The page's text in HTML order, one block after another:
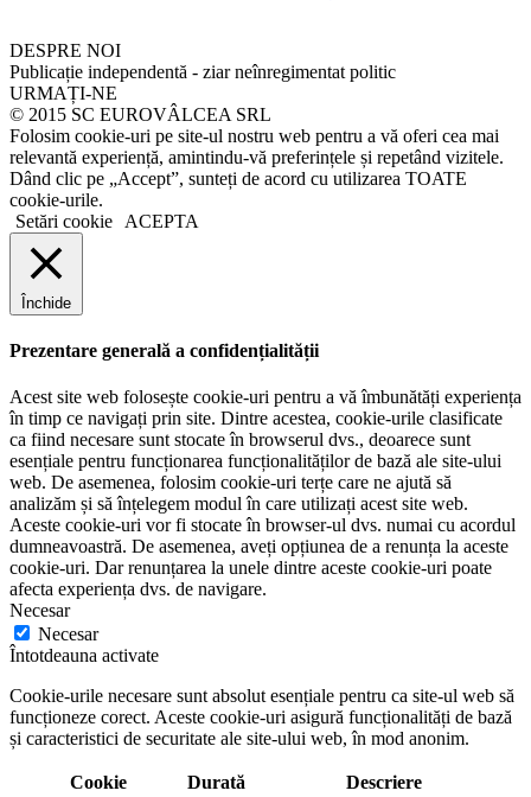
DESPRE NOI
Publicație independentă - ziar neînregimentat politic
URMAȚI-NE
© 2015 SC EUROVÂLCEA SRL
Folosim cookie-uri pe site-ul nostru web pentru a vă oferi cea mai
relevantă experiență, amintindu-vă preferințele și repetând vizitele.
Dând clic pe „Accept”, sunteți de acord cu utilizarea TOATE
cookie-urile.
Setări cookie
ACEPTA
Închide
Prezentare generală a confidențialității
Acest site web folosește cookie-uri pentru a vă îmbunătăți experiența
în timp ce navigați prin site. Dintre acestea, cookie-urile clasificate
ca fiind necesare sunt stocate în browserul dvs., deoarece sunt
esențiale pentru funcționarea funcționalităților de bază ale site-ului
web. De asemenea, folosim cookie-uri terțe care ne ajută să
analizăm și să înțelegem modul în care utilizați acest site web.
Aceste cookie-uri vor fi stocate în browser-ul dvs. numai cu acordul
dumneavoastră. De asemenea, aveți opțiunea de a renunța la aceste
cookie-uri. Dar renunțarea la unele dintre aceste cookie-uri poate
afecta experiența dvs. de navigare.
Necesar
Necesar
Întotdeauna activate
Cookie-urile necesare sunt absolut esențiale pentru ca site-ul web să
funcționeze corect. Aceste cookie-uri asigură funcționalități de bază
și caracteristici de securitate ale site-ului web, în mod anonim.
Cookie Durată Descriere